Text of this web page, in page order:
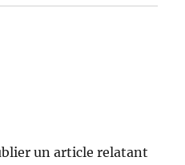
un article relatant